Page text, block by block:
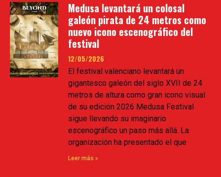
Medusa levantará un colosal
galeón pirata de 24 metros como
nuevo icono escenográfico del
festival
12/05/2026
El festival valenciano levantará un
gigantesco galeón del siglo XVII de 24
metros de altura como gran icono visual
de su edición 2026 Medusa Festival
sigue llevando su imaginario
escenográfico un paso más allá. La
organización ha presentado el que
Leer más »